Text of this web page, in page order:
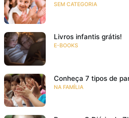
SEM CATEGORIA
Livros infantis grátis!
E-BOOKS
Conheça 7 tipos de
NA FAMÍLIA